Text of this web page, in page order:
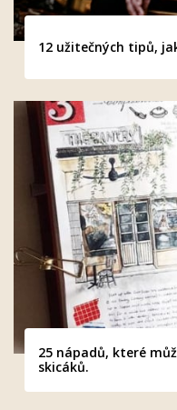
12 užitečných tipů,
25 nápadů, které
skicáků.